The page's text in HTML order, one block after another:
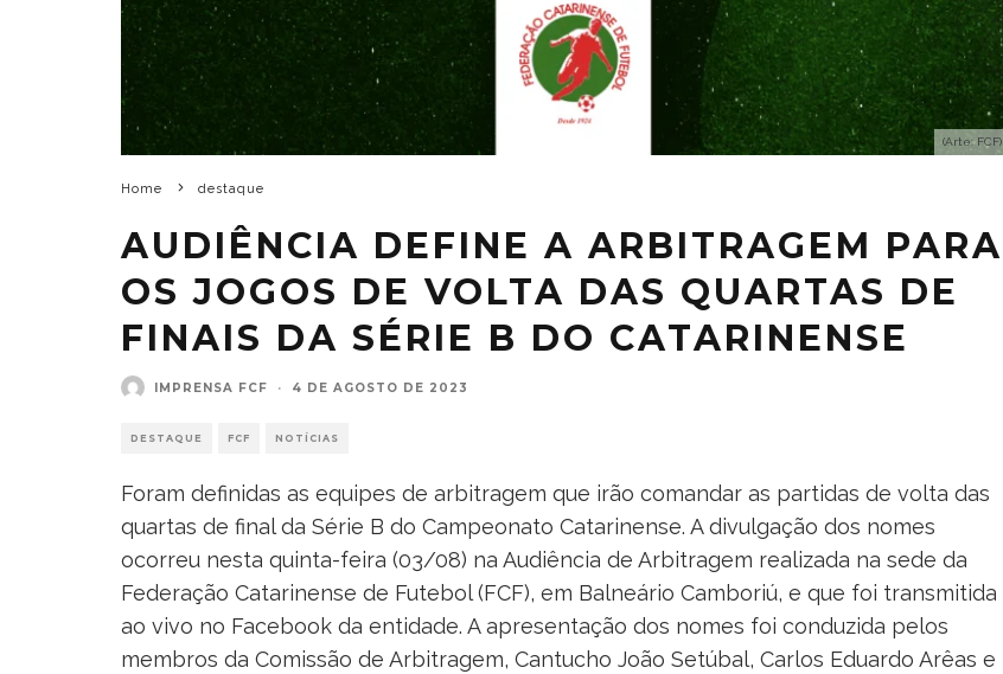
(Arte: FCF)
Home destaque
AUDIÊNCIA DEFINE A ARBITRAGEM PARA
OS JOGOS DE VOLTA DAS QUARTAS DE
FINAIS DA SÉRIE B DO CATARINENSE
IMPRENSA FCF · 4 DE AGOSTO DE 2023
DESTAQUE FCF NOTÍCIAS
Foram definidas as equipes de arbitragem que irão comandar as partidas de volta das
quartas de final da Série B do Campeonato Catarinense. A divulgação dos nomes
ocorreu nesta quinta-feira (03/08) na Audiência de Arbitragem realizada na sede da
Federação Catarinense de Futebol (FCF), em Balneário Camboriú, e que foi transmitida
ao vivo no Facebook da entidade. A apresentação dos nomes foi conduzida pelos
membros da Comissão de Arbitragem, Cantucho João Setúbal, Carlos Eduardo Arêas e